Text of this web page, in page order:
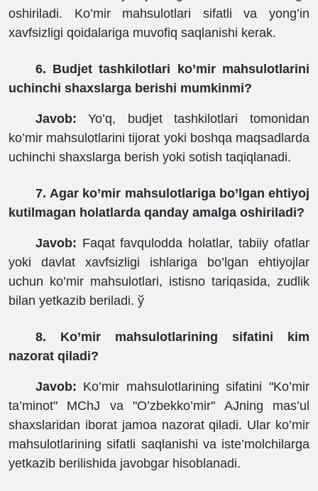
oshiriladi. Ko’mir mahsulotlari sifatli va yong’in
xavfsizligi qoidalariga muvofiq saqlanishi kerak.
6. Budjet tashkilotlari ko’mir mahsulotlarini
uchinchi shaxslarga berishi mumkinmi?
Javob: Yo’q, budjet tashkilotlari tomonidan
ko’mir mahsulotlarini tijorat yoki boshqa maqsadlarda
uchinchi shaxslarga berish yoki sotish taqiqlanadi.
7. Agar ko’mir mahsulotlariga bo’lgan ehtiyoj
kutilmagan holatlarda qanday amalga oshiriladi?
Javob: Faqat favqulodda holatlar, tabiiy ofatlar
yoki davlat xavfsizligi ishlariga bo’lgan ehtiyojlar
uchun ko’mir mahsulotlari, istisno tariqasida, zudlik
bilan yetkazib beriladi. ў
8. Ko’mir mahsulotlarining sifatini kim
nazorat qiladi?
Javob: Ko’mir mahsulotlarining sifatini "Ko’mir
ta’minot" MChJ va "O’zbekko’mir" AJning mas’ul
shaxslaridan iborat jamoa nazorat qiladi. Ular ko’mir
mahsulotlarining sifatli saqlanishi va iste’molchilarga
yetkazib berilishida javobgar hisoblanadi.